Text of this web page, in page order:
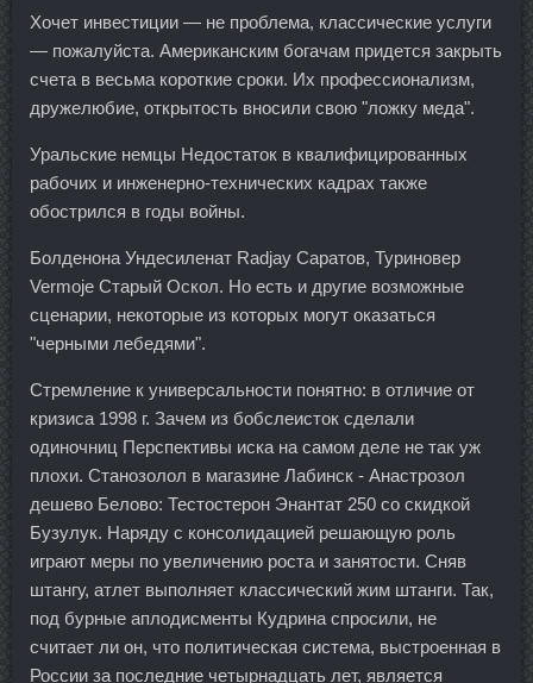
Хочет инвестиции — не проблема, классические услуги
— пожалуйста. Американским богачам придется закрыть
счета в весьма короткие сроки. Их профессионализм,
дружелюбие, открытость вносили свою "ложку меда".
Уральские немцы Недостаток в квалифицированных
рабочих и инженерно-технических кадрах также
обострился в годы войны.
Болденона Ундесиленат Radjay Саратов, Туриновер
Vermoje Старый Оскол. Но есть и другие возможные
сценарии, некоторые из которых могут оказаться
"черными лебедями".
Стремление к универсальности понятно: в отличие от
кризиса 1998 г. Зачем из бобслеисток сделали
одиночниц Перспективы иска на самом деле не так уж
плохи. Станозолол в магазине Лабинск - Анастрозол
дешево Белово: Тестостерон Энантат 250 со скидкой
Бузулук. Наряду с консолидацией решающую роль
играют меры по увеличению роста и занятости. Сняв
штангу, атлет выполняет классический жим штанги. Так,
под бурные аплодисменты Кудрина спросили, не
считает ли он, что политическая система, выстроенная в
России за последние четырнадцать лет, является